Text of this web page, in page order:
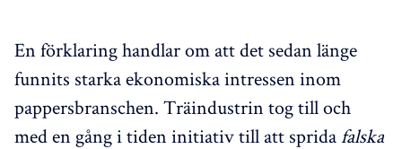
En förklaring handlar om att det sedan länge
funnits starka ekonomiska intressen inom
pappersbranschen. Träindustrin tog till och
med en gång i tiden initiativ till att spridafalska